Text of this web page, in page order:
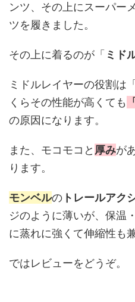
ンツ、その上にスーパー
ツを履きました。
その上に着るのが「 ミド
ミドルレイヤーの役割は「
くらその性能が高くても
の原因になります。
また、モコモコと 厚みが
ります。
モンベルの トレールアク
ジのように薄いが、保温
に蒸れに強くて伸縮性も
ではレビューをどうぞ。